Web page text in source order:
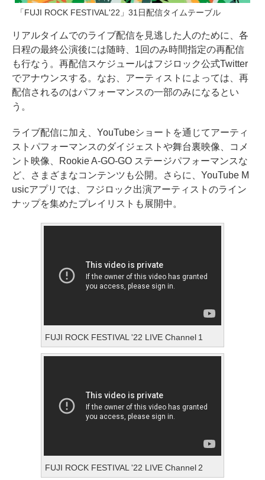
「FUJI ROCK FESTIVAL'22」31日配信タイムテーブル
リアルタイムでのライブ配信を見逃した人のために、各
日程の最終公演後には随時、1回のみ時間指定の再配信
も行なう。再配信スケジュールはフジロック公式Twitter
でアナウンスする。なお、アーティストによっては、再
配信されるのはパフォーマンスの一部のみになるとい
う。
ライブ配信に加え、YouTubeショートを通じてアーティ
ストパフォーマンスのダイジェストや舞台裏映像、コメ
ント映像、Rookie A-GO-GO ステージパフォーマンスな
ど、さまざまなコンテンツも公開。さらに、YouTube M
usicアプリでは、フジロック出演アーティストのライン
ナップを集めたプレイリストも展開中。
FUJI ROCK FESTIVAL '22 LIVE Channel 1
FUJI ROCK FESTIVAL '22 LIVE Channel 2